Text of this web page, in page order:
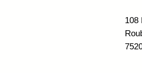
108